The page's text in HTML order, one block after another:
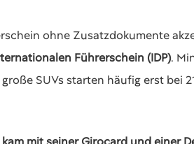
ohne Zusatzdokumente
Führerschein (IDP).
SUVs starten häufig erst bei